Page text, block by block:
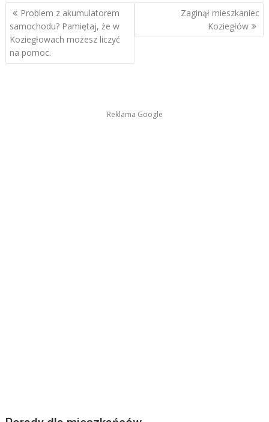
Nawigacja
wpisu
Problem z akumulatorem
samochodu? Pamiętaj, że w
Koziegłowach możesz liczyć
na pomoc.
Zaginął mieszkaniec
Koziegłów
Reklama Google